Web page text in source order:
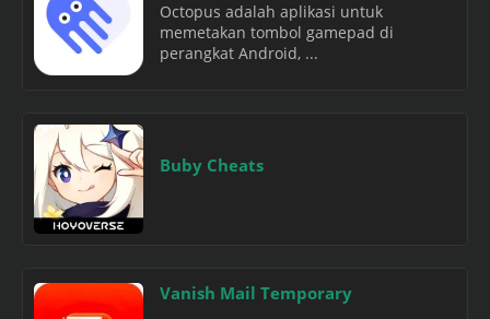
Octopus adalah aplikasi untuk
memetakan tombol gamepad di
perangkat Android, ...
Buby Cheats
Vanish Mail Temporary